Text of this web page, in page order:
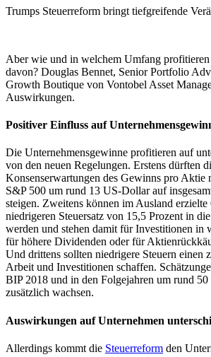
Trumps Steuerreform bringt tiefgreifende
Aber wie und in welchem Umfang profitieren
davon? Douglas Bennet, Senior Portfolio
Growth Boutique von Vontobel Asset
Auswirkungen.
Positiver Einfluss auf
Die Unternehmensgewinne profitieren auf
von den neuen Regelungen. Erstens dürften
Konsenserwartungen des Gewinns pro Aktie
S&P 500 um rund 13 US-Dollar auf
steigen. Zweitens können im Ausland
niedrigeren Steuersatz von 15,5 Prozent in
werden und stehen damit für Investitionen in
für höhere Dividenden oder für
Und drittens sollten niedrigere Steuern einen
Arbeit und Investitionen schaffen.
BIP 2018 und in den Folgejahren um rund 50
zusätzlich wachsen.
Auswirkungen auf Unternehmen
Allerdings kommt die Steuerreform den